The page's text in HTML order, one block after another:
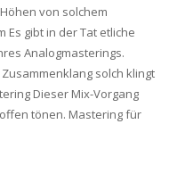
von solchem
Es gibt in der Tat etliche
Analogmasterings.
solch klingt
Dieser Mix-Vorgang
tönen. Mastering für